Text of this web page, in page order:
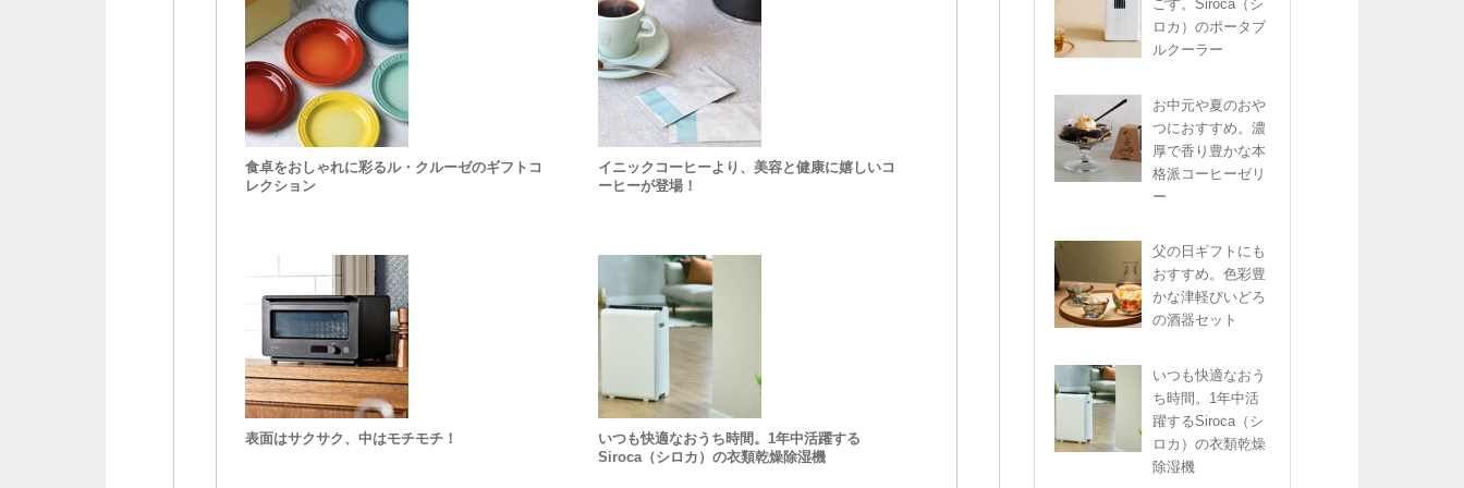
食卓をおしゃれに彩るル・クルーゼのギフトコ
レクション
イニックコーヒーより、美容と健康に嬉しいコ
ーヒーが登場！
表面はサクサク、中はモチモチ！
いつも快適なおうち時間。1年中活躍する
Siroca（シロカ）の衣類乾燥除湿機
ごす。Siroca（シ
ロカ）のポータブ
ルクーラー
お中元や夏のおや
つにおすすめ。濃
厚で香り豊かな本
格派コーヒーゼリ
ー
父の日ギフトにも
おすすめ。色彩豊
かな津軽びいどろ
の酒器セット
いつも快適なおう
ち時間。1年中活
躍するSiroca（シ
ロカ）の衣類乾燥
除湿機